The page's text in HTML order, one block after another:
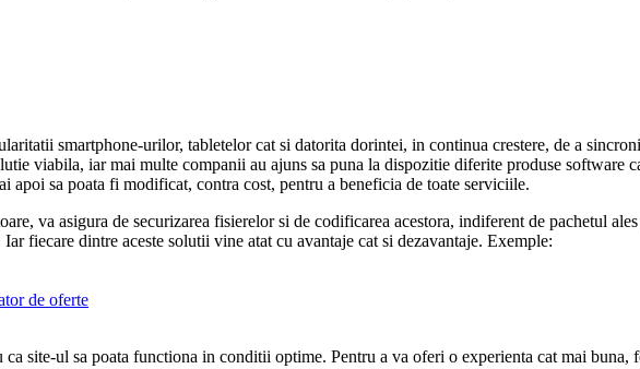
smartphone-urilor, tabletelor cat si datorita dorintei, in continua crestere, de a
viabila, iar mai multe companii au ajuns sa puna la dispozitie diferite produse software
sa poata fi modificat, contra cost, pentru a beneficia de toate serviciile.
va asigura de securizarea fisierelor si de codificarea acestora, indiferent de pachetul
fiecare dintre aceste solutii vine atat cu avantaje cat si dezavantaje. Exemple:
de oferte
site-ul sa poata functiona in conditii optime. Pentru a va oferi o experienta cat mai buna,